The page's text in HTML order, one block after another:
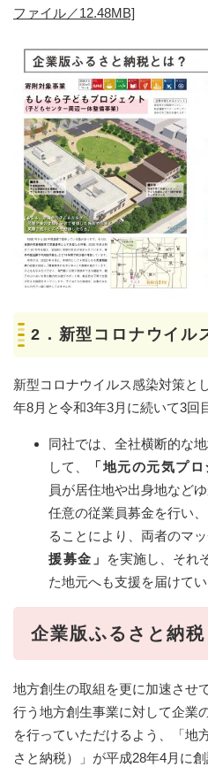
ファイル／12.48MB]
2．新型コロナウイル
新型コロナウイルス感染対策と
年8月と令和3年3月に続いて3回
同社では、全社横断的な
して、
「地元の元気プロ
員が居住地や出身地など
任意の従業員募金を行い
ることにより、両者のマ
援募金」
を実施し、それ
た地元へも支援を届けてい
企業版ふるさと納税
地方創生の取組を更に加速させ
行う地方創生事業に対して企業
を行っていただけるよう、「地
さと納税）」が平成28年4月に